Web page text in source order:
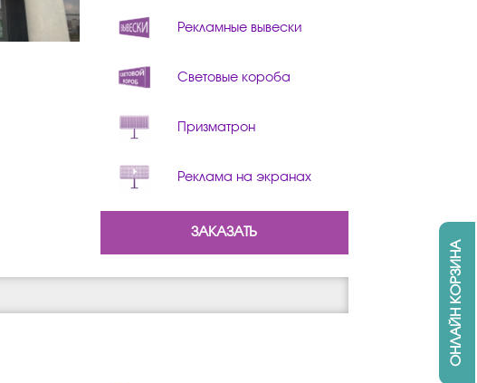
Рекламные вывески
Световые короба
Призматрон
Реклама на экранах
ЗАКАЗАТЬ
ОНЛАЙН КОРЗИНА